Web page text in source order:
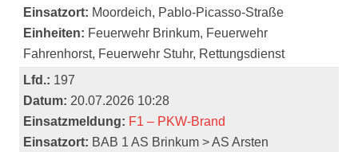
Einsatzort: Moordeich, Pablo-Picasso-Straße
Einheiten: Feuerwehr Brinkum, Feuerwehr
Fahrenhorst, Feuerwehr Stuhr, Rettungsdienst
Lfd.: 197
Datum: 20.07.2026 10:28
Einsatzmeldung: F1 – PKW-Brand
Einsatzort: BAB 1 AS Brinkum > AS Arsten